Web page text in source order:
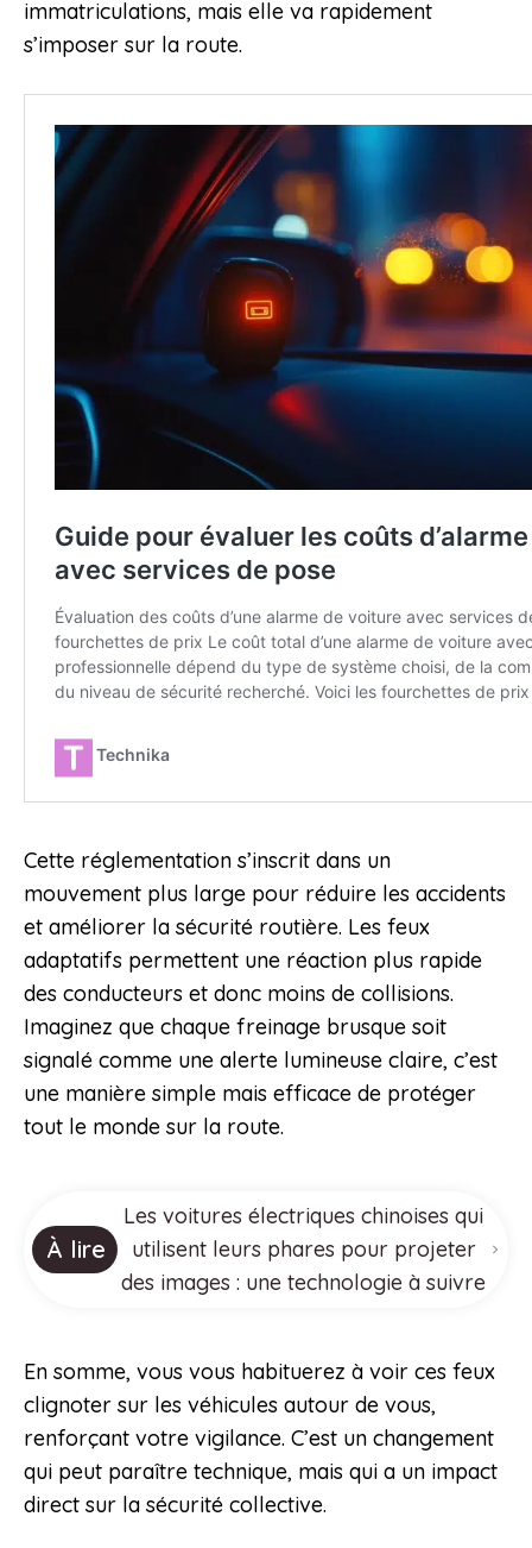
immatriculations, mais elle va rapidement
s’imposer sur la route.
Cette réglementation s’inscrit dans un
mouvement plus large pour réduire les accidents
et améliorer la sécurité routière. Les feux
adaptatifs permettent une réaction plus rapide
des conducteurs et donc moins de collisions.
Imaginez que chaque freinage brusque soit
signalé comme une alerte lumineuse claire, c’est
une manière simple mais efficace de protéger
tout le monde sur la route.
À lire
Les voitures électriques chinoises qui
utilisent leurs phares pour projeter
des images : une technologie à suivre
En somme, vous vous habituerez à voir ces feux
clignoter sur les véhicules autour de vous,
renforçant votre vigilance. C’est un changement
qui peut paraître technique, mais qui a un impact
direct sur la sécurité collective.